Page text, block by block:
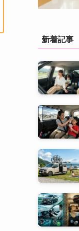
新着記事